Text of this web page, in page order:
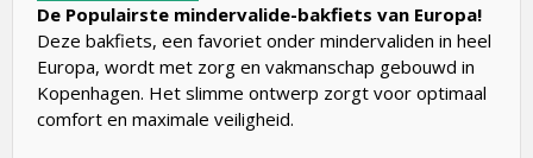
De Populairste mindervalide-bakfiets van Europa!
Deze bakfiets, een favoriet onder mindervaliden in heel
Europa, wordt met zorg en vakmanschap gebouwd in
Kopenhagen. Het slimme ontwerp zorgt voor optimaal
comfort en maximale veiligheid.